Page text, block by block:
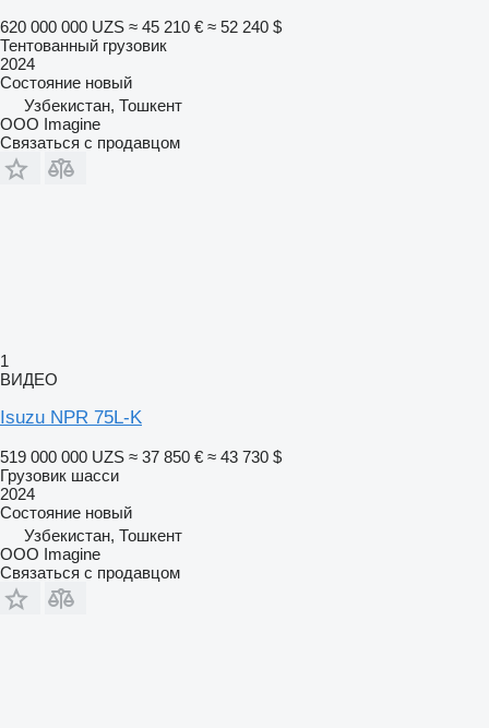
620 000 000 UZS ≈ 45 210 € ≈ 52 240 $
Тентованный грузовик
2024
Состояние новый
Узбекистан, Тошкент
OOO Imagine
Связаться с продавцом
1
ВИДЕО
Isuzu NPR 75L-K
519 000 000 UZS ≈ 37 850 € ≈ 43 730 $
Грузовик шасси
2024
Состояние новый
Узбекистан, Тошкент
OOO Imagine
Связаться с продавцом